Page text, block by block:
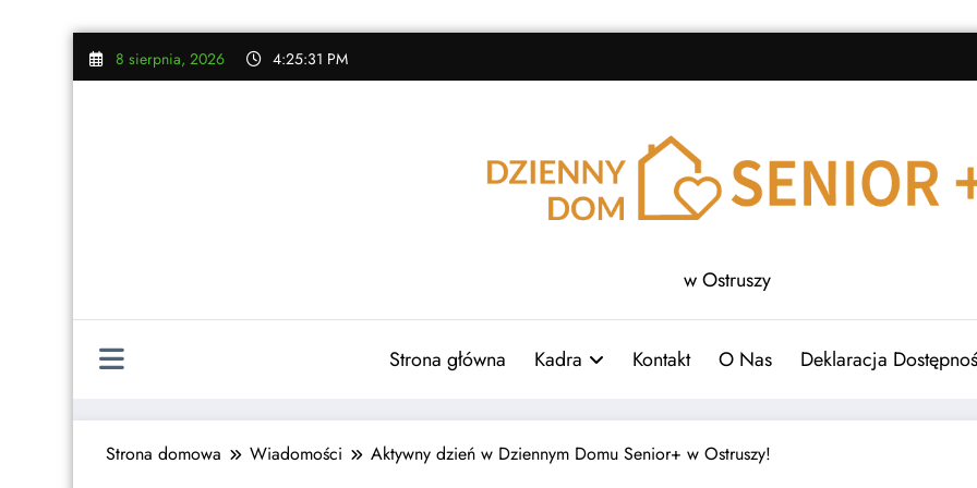
Skip
8 sierpnia, 2026 4:25:32 PM
w Ostruszy
Strona główna Kadra Kontakt O Nas Deklaracja
Strona domowa Wiadomości Aktywny dzień w Dziennym Domu Senior+ w Ostruszy!